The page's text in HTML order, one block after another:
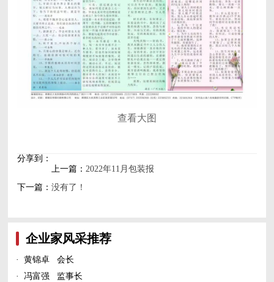
查看大图
分享到：
上一篇： 2022年11月包装报
下一篇： 没有了！
企业家风采推荐
·
黄锦卓 会长
·
冯富强 监事长